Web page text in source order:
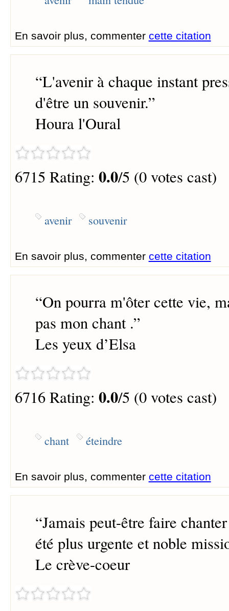
En savoir plus, commenter cette citation
“L'avenir à chaque instant
d'être un souvenir.”
Houra l'Oural
6715 Rating: 0.0/5 (0 votes cast)
avenir souvenir
En savoir plus, commenter cette citation
“On pourra m'ôter cette vie,
pas mon chant .”
Les yeux d’Elsa
6716 Rating: 0.0/5 (0 votes cast)
chant éteindre
En savoir plus, commenter cette citation
“Jamais peut-être faire
été plus urgente et noble
Le crève-coeur